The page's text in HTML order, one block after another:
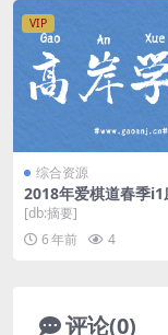
VIP
综合资源
2018年爱棋道春季i1
（围棋40课时+6复习
清视频）百度网盘
[db:摘要]
6 年前
4
评论(0)